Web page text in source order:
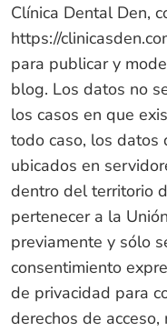
Clínica Dental Den,
https://
para publicar y
blog. Los datos no
los casos en que
todo caso, los datos
ubicados en
dentro del territorio
pertenecer a la
previamente y sólo
consentimiento
de privacidad para
derechos de